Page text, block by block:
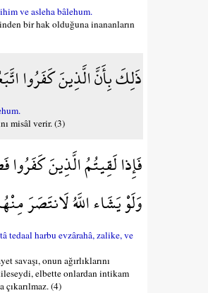
ve asleha bâlehum.
bir hak olduğuna inananların
ذَلِكَ بِأَنَّ الَّذِينَ كَفَرُوا
misâl verir. (3)
فَإِذا لَقِيتُمُ الَّذِينَ
وَلَوْ يَشَاء اللَّهُ لَانتَصَرَ
tedaal harbu evzârahâ, zalike, ve
savaşı, onun ağırlıklarını
elbette onlardan intikam
(4)